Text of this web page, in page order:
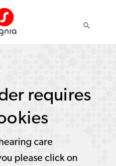
requires
care
please click on